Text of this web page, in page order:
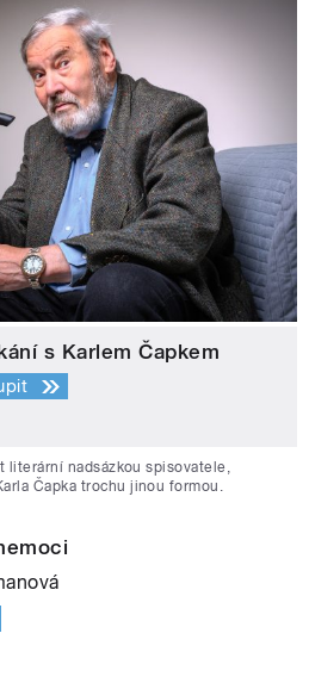
s Karlem Čapkem
literární nadsázkou spisovatele,
Čapka trochu jinou formou.